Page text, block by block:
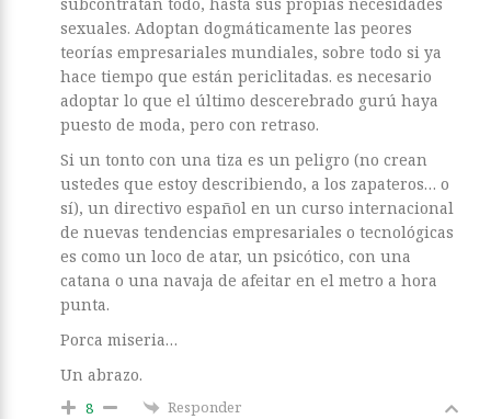
sexuales. Adoptan dogmáticamente las peores
teorías empresariales mundiales, sobre todo si ya
hace tiempo que están periclitadas. es necesario
adoptar lo que el último descerebrado gurú haya
puesto de moda, pero con retraso.
Si un tonto con una tiza es un peligro (no crean
ustedes que estoy describiendo, a los zapateros… o
sí), un directivo español en un curso internacional
de nuevas tendencias empresariales o tecnológicas
es como un loco de atar, un psicótico, con una
catana o una navaja de afeitar en el metro a hora
punta.
Porca miseria…
Un abrazo.
8 Responder